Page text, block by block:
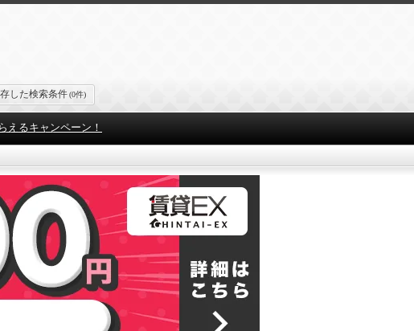
した検索条件(0件)
えるキャンペーン！